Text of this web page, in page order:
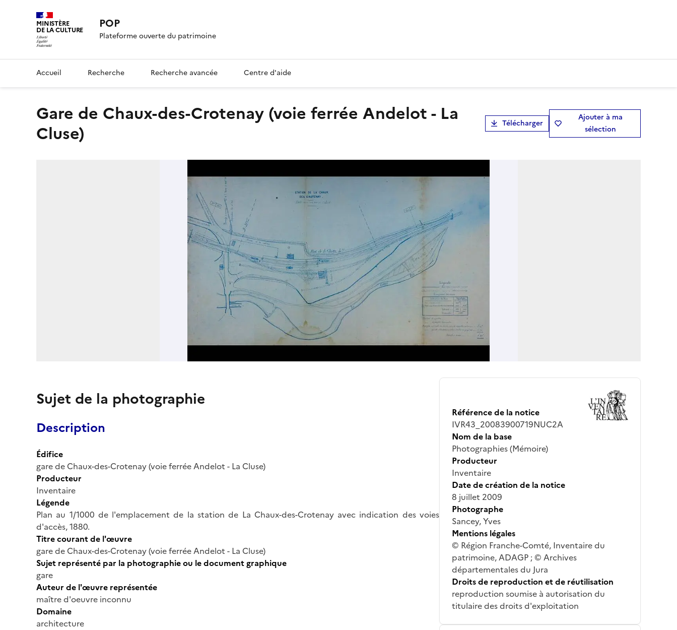
MINISTÈRE
DE LA CULTURE POP
Plateforme ouverte du patrimoine
Accueil Recherche Recherche avancée Centre d'aide
gare de Chaux-des-Crotenay (voie ferrée Andelot - La
Cluse)
Télécharger
Ajouter à ma
sélection
Sujet de la photographie
Description
Édifice
gare de Chaux-des-Crotenay (voie ferrée Andelot - La Cluse)
Producteur
Inventaire
Légende
Plan au 1/1000 de l'emplacement de la station de La Chaux-des-Crotenay avec indication des voies
d'accès, 1880.
Titre courant de l'œuvre
gare de Chaux-des-Crotenay (voie ferrée Andelot - La Cluse)
Sujet représenté par la photographie ou le document graphique
gare
Auteur de l'œuvre représentée
maître d'oeuvre inconnu
Domaine
architecture
Référence de la notice
IVR43_20083900719NUC2A
Nom de la base
Photographies (Mémoire)
Producteur
Inventaire
Date de création de la notice
8 juillet 2009
Photographe
Sancey, Yves
Mentions légales
© Région Franche-Comté, Inventaire du
patrimoine, ADAGP ; © Archives
départementales du Jura
Droits de reproduction et de réutilisation
reproduction soumise à autorisation du
titulaire des droits d'exploitation